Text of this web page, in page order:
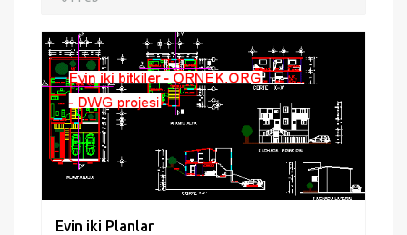
Evin iki Planlar